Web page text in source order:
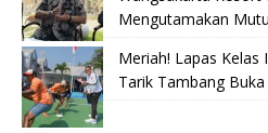
Mengutamakan
Meriah! Lapas Kelas
Tarik Tambang